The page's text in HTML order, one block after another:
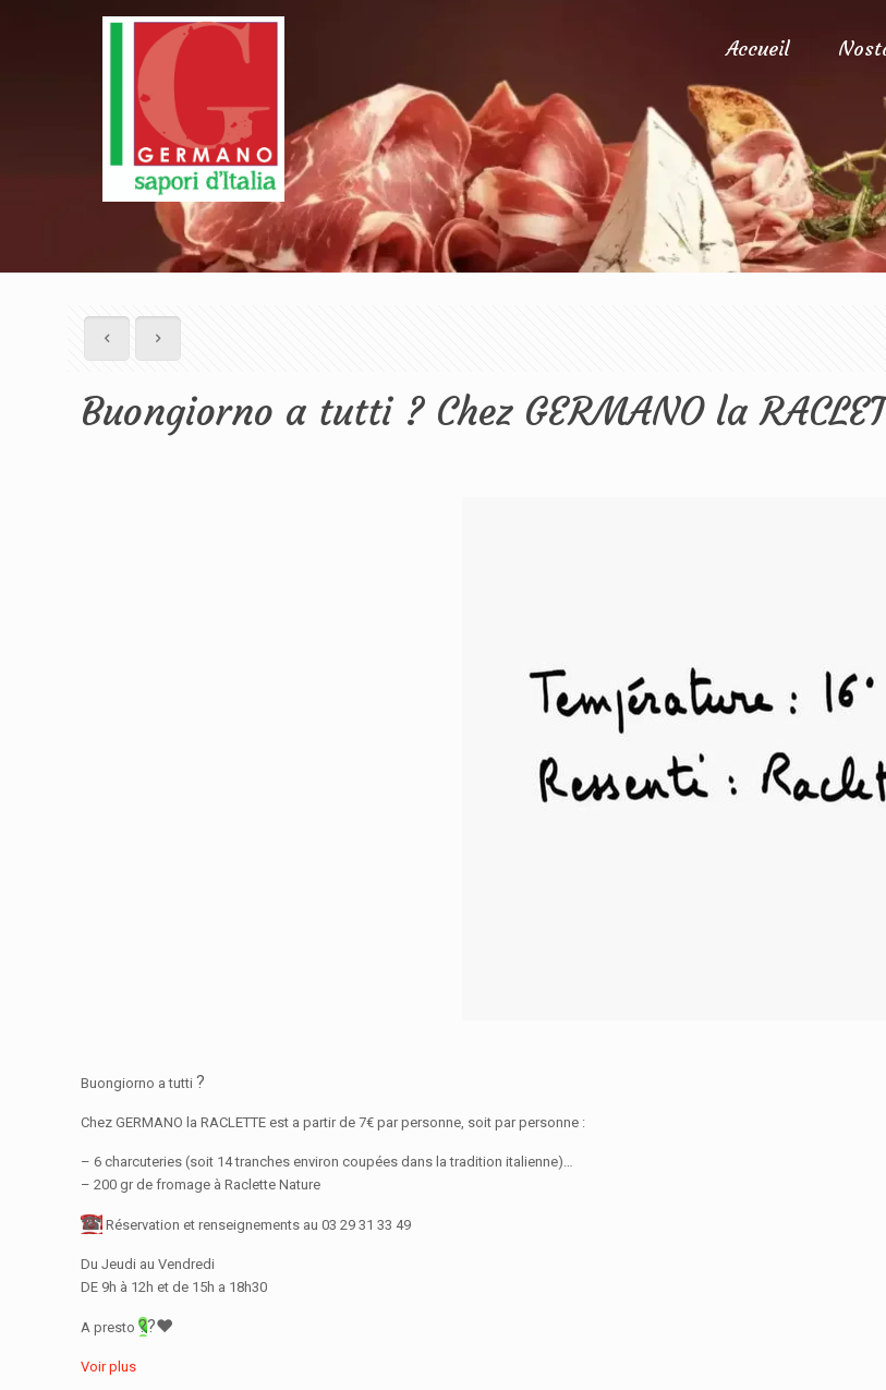
Accueil
Buongiorno a tutti ? Chez GERMANO la
Buongiorno a tutti?
Chez GERMANO la RACLETTE est a partir de 7€ par personne, soit par personne :
– 6 charcuteries (soit 14 tranches environ coupées dans la tradition italienne)…
– 200 gr de fromage à Raclette Nature
☎ Réservation et renseignements au 03 29 31 33 49
Du Jeudi au Vendredi
DE 9h à 12h et de 15h a 18h30
A presto??❤️
Voir plus